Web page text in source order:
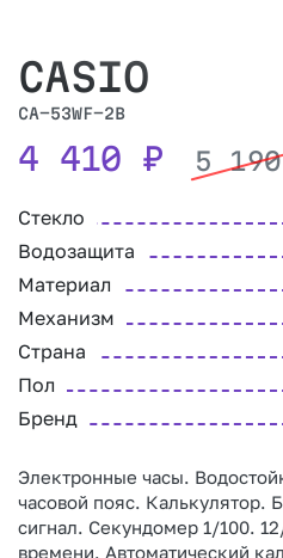
CASIO
CA-53WF-2B
4 410 ₽ 5
Стекло
Водозащита
Материал
Механизм
Страна
Пол
Бренд
Электронные часы.
часовой пояс. Калькулятор.
сигнал. Секундомер 1/100.
времени. Автоматический